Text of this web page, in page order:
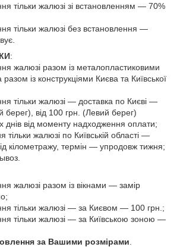
тільки жалюзі зі встановленням — 70%
тільки жалюзі без встановлення —
:
жалюзі разом із металопластиковими
із конструкціями Києва та Київської
тільки жалюзі — доставка по Києві —
берег), від 100 грн. (Левий берег)
днів від моменту надходження оплати;
жалюзі по Київській області —
кілометражу, термін — упродовж тижня;
жалюзі разом із вікнами — замір
тільки жалюзі — за Києвом — 100 грн.;
тільки жалюзі — за Київською зоною —
за Вашими розмірами